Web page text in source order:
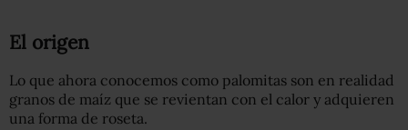
El origen
Lo que ahora conocemos como palomitas son en realidad
granos de maíz que se revientan con el calor y adquieren
una forma de roseta.